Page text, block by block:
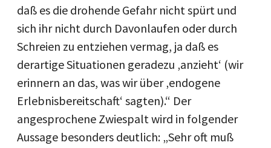
daß es die drohende Gefahr nicht spürt und
sich ihr nicht durch Davonlaufen oder durch
Schreien zu entziehen vermag, ja daß es
derartige Situationen geradezu ‚anzieht‘ (wir
erinnern an das, was wir über ‚endogene
Erlebnisbereitschaft‘ sagten).“ Der
angesprochene Zwiespalt wird in folgender
Aussage besonders deutlich: „Sehr oft muß